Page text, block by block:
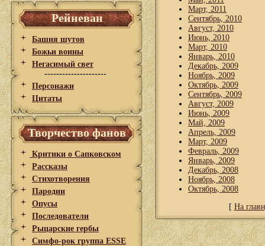
Рейневан
Башня шутов
Божьи воины
Негасимый свет
---------------------
Персонажи
Цитаты
Творчество фанов
Критики о Сапковском
Рассказы
Стихотворения
Пародии
Опусы
Последователи
Рыцарские гербы
Симфо-рок группа ESSE
Март, 2011
Сентябрь, 2010
Август, 2010
Июнь, 2010
Март, 2010
Январь, 2010
Декабрь, 2009
Ноябрь, 2009
Октябрь, 2009
Сентябрь, 2009
Август, 2009
Июнь, 2009
Май, 2009
Апрель, 2009
Март, 2009
Февраль, 2009
Январь, 2009
Декабрь, 2008
Ноябрь, 2008
Октябрь, 2008
[ На